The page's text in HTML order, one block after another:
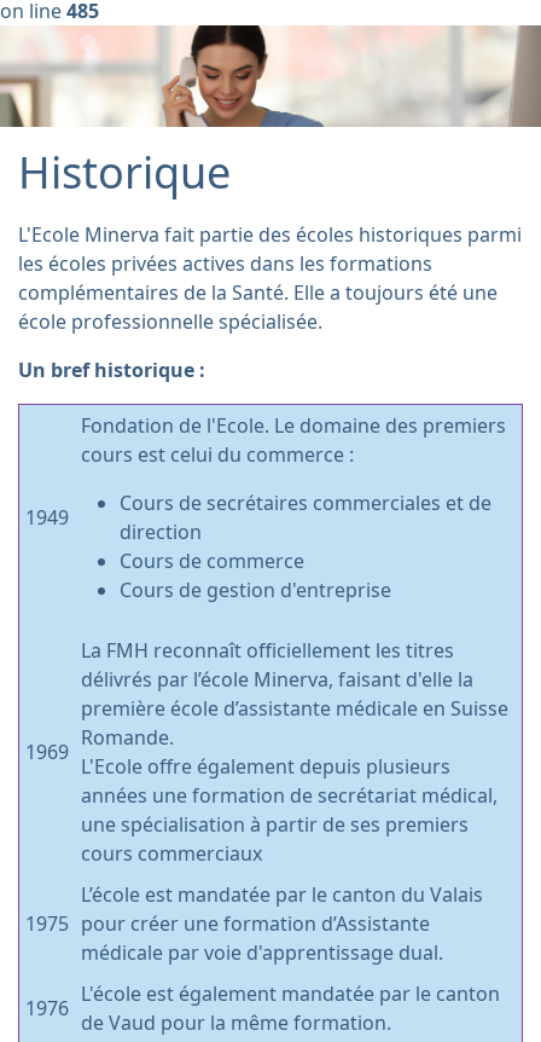
on line485
Historique
L'Ecole Minerva fait partie des écoles historiques parmi
les écoles privées actives dans les formations
complémentaires de la Santé. Elle a toujours été une
école professionnelle spécialisée.
Un bref historique :
1949
Fondation de l'Ecole. Le domaine des premiers
cours est celui du commerce :
Cours de secrétaires commerciales et de
direction
Cours de commerce
Cours de gestion d'entreprise
1969
La FMH reconnaît officiellement les titres
délivrés par l’école Minerva, faisant d'elle la
première école d’assistante médicale en Suisse
Romande.
L'Ecole offre également depuis plusieurs
années une formation de secrétariat médical,
une spécialisation à partir de ses premiers
cours commerciaux
1975
L’école est mandatée par le canton du Valais
pour créer une formation d’Assistante
médicale par voie d'apprentissage dual.
1976
L'école est également mandatée par le canton
de Vaud pour la même formation.